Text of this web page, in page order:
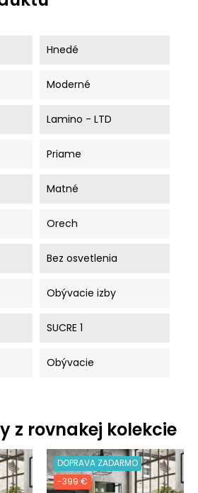
Hnedé
Moderné
Lamino - LTD
Priame
Matné
Orech
Bez osvetlenia
Obývacie izby
SUCRE 1
Obývacie
z rovnakej kolekcie
DOPRAVA ZADARMO
-399 €